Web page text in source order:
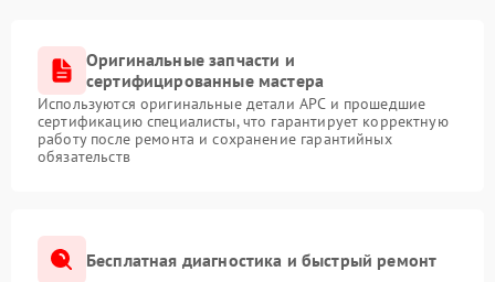
Оригинальные запчасти и
сертифицированные мастера
Используются оригинальные детали APC и прошедшие
сертификацию специалисты, что гарантирует корректную
работу после ремонта и сохранение гарантийных
обязательств
Бесплатная диагностика и быстрый ремонт